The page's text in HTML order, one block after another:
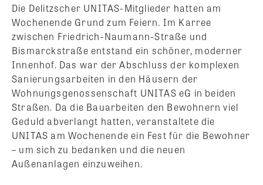
Die Delitzscher UNITAS-Mitglieder hatten am
Wochenende Grund zum Feiern. Im Karree
zwischen Friedrich-Naumann-Straße und
Bismarckstraße entstand ein schöner, moderner
Innenhof. Das war der Abschluss der komplexen
Sanierungsarbeiten in den Häusern der
Wohnungsgenossenschaft UNITAS eG in beiden
Straßen. Da die Bauarbeiten den Bewohnern viel
Geduld abverlangt hatten, veranstaltete die
UNITAS am Wochenende ein Fest für die Bewohner
– um sich zu bedanken und die neuen
Außenanlagen einzuweihen.